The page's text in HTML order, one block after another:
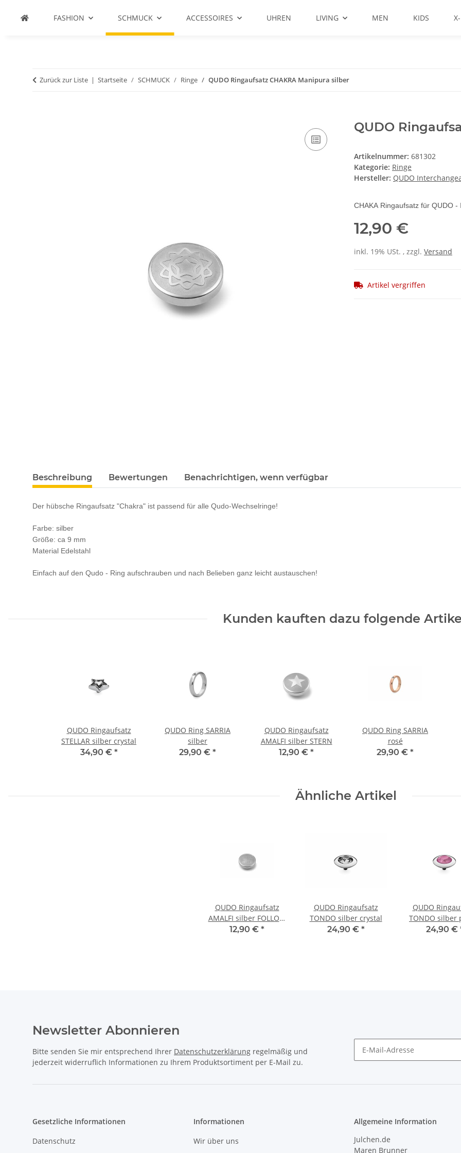
FASHION SCHMUCK ACCESSOIRES UHREN LIVING MEN KIDS
Zurück zur Liste Startseite SCHMUCK Ringe QUDO Ringaufsatz CHAKRA Manipura silber
QUDO
Artikelnummer: 681302
Kategorie: Ringe
Hersteller: QUDO
CHAKA Ringaufsatz für QUDO
12,90 €
inkl. 19% USt. , zzgl. Versand
Artikel vergriffen
Beschreibung Bewertungen Benachrichtigen, wenn verfügbar
Der hübsche Ringaufsatz "Chakra" ist passend für alle Qudo-Wechselringe!
Farbe: silber
Größe: ca 9 mm
Material Edelstahl
Einfach auf den Qudo - Ring aufschrauben und nach Belieben ganz leicht austauschen!
Kunden kauften dazu folgende
QUDO Ringaufsatz
STELLAR silber crystal
34,90 € *
QUDO Ring SARRIA
silber
29,90 € *
QUDO Ringaufsatz
AMALFI silber STERN
12,90 € *
QUDO Ring SARRIA
rosé
29,90 € *
Ähnliche Artikel
QUDO Ringaufsatz
AMALFI silber FOLLOW
YOUR HEART
12,90 € *
QUDO Ringaufsatz
TONDO silber crystal
24,90 € *
QUDO
TONDO silber
pink
24,90 €
Newsletter Abonnieren
Bitte senden Sie mir entsprechend Ihrer Datenschutzerklärung regelmäßig und
jederzeit widerruflich Informationen zu Ihrem Produktsortiment per E-Mail zu.
Gesetzliche Informationen
Datenschutz
Informationen
Wir über uns
Allgemeine Information
Julchen.de
Maren Brunner